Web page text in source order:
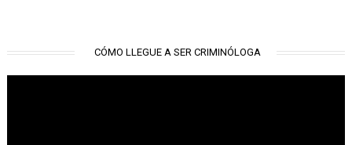
CÓMO LLEGUE A SER CRIMINÓLOGA